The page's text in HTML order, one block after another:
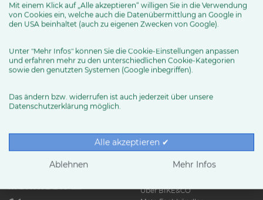
News & Trends
Ratgeber
Über BIKE&CO
Mit einem Klick auf „Alle akzeptieren“ willigen Sie in die Verwendung
von Cookies ein, welche auch die Datenübermittlung an Google in
den USA beinhaltet (auch zu eigenen Zwecken von Google).
Unter "Mehr Infos" können Sie die Cookie-Einstellungen anpassen
und erfahren mehr zu den unterschiedlichen Cookie-Kategorien
sowie den genutzten Systemen (Google inbegriffen).
Das ändern bzw. widerrufen ist auch jederzeit über unsere
Datenschutzerklärung möglich.
Alle akzeptieren ✔
Ablehnen Mehr Infos